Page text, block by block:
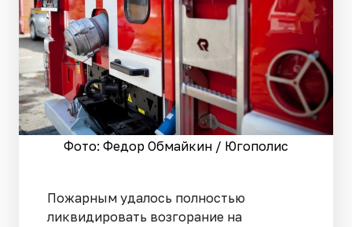
Фото: Федор Обмайкин / Югополис
Пожарным удалось полностью
ликвидировать возгорание на